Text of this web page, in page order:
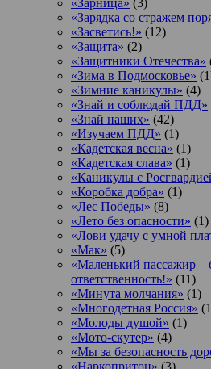
«Зарядка со стражем
«Засветись!» (12)
«Защита» (2)
«Защитники Отечества»
«Зима в Подмосковье»
«Зимние каникулы» (4)
«Знай и соблюдай ПДД»
«Знай наших» (42)
«Изучаем ПДД» (1)
«Кадетская весна» (1)
«Кадетская слава» (1)
«Каникулы с
«Коробка добра» (1)
«Лес Победы» (8)
«Лето без опасности» (1)
«Лови удачу с умной
«Мак» (5)
«Маленький пассажир –
ответственность!» (11)
«Минута молчания» (1)
«Многодетная Россия»
«Молоды душой» (1)
«Мото-скутер» (4)
«Мы за безопасность
«Наркопритон» (3)